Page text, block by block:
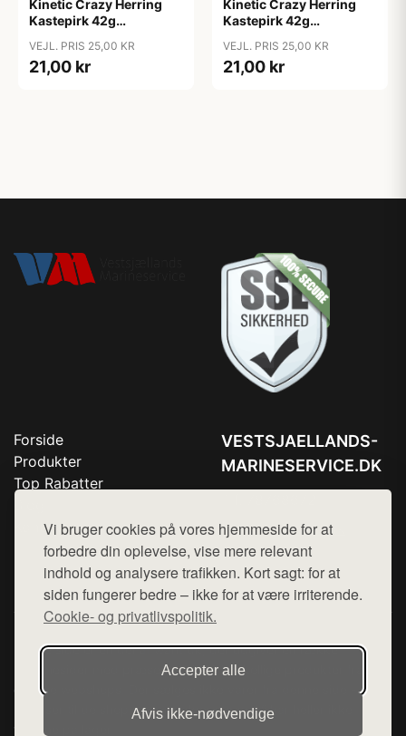
Vi bruger cookies på vores hjemmeside for at
forbedre din oplevelse, vise mere relevant
indhold og analysere trafikken. Kort sagt: for at
siden fungerer bedre – ikke for at være irriterende.
Cookie- og privatlivspolitik.
Accepter alle
Afvis ikke‑nødvendige
Kinetic Crazy Herring
Kastepirk 42g
VEJL. PRIS 25,00 KR
21,00 kr
Kinetic Crazy Herring
Kastepirk 42g
VEJL. PRIS 25,00 KR
21,00 kr
Forside
Produkter
Top Rabatter
Kontakt
VESTSJAELLANDS-
MARINESERVICE.DK
Mail:hej@want.dk
Cookie- og privatlivspolitik
Denne side er en del af want.dk, der udgiver en række
hjemmesider med præsentation af forskellige produkter fra
diverse webshops. Der sælges ikke varer fra denne side - vi
henviser til de shops, som sælger varen. Vi har heller ikke
varerne på lager.